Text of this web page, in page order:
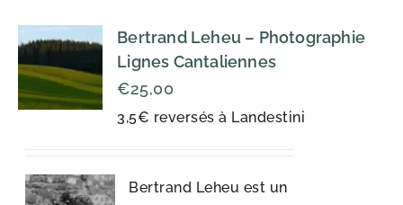
Bertrand Leheu – Photographie
Lignes Cantaliennes
3,5€ reversés à Landestini
€25,00
Bertrand Leheu est un